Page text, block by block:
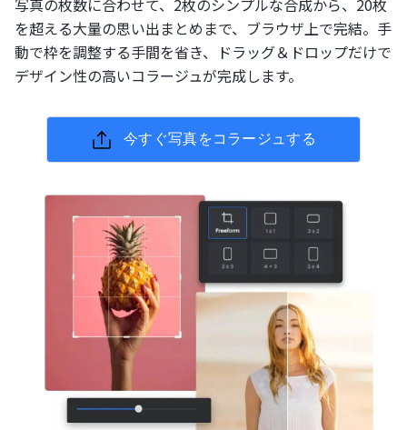
写真の枚数に合わせて、2枚のシンプルな合成から、20枚
を超える大量の思い出まとめまで、ブラウザ上で完結。手
動で枠を調整する手間を省き、ドラッグ＆ドロップだけで
デザイン性の高いコラージュが完成します。
今すぐ写真をコラージュする